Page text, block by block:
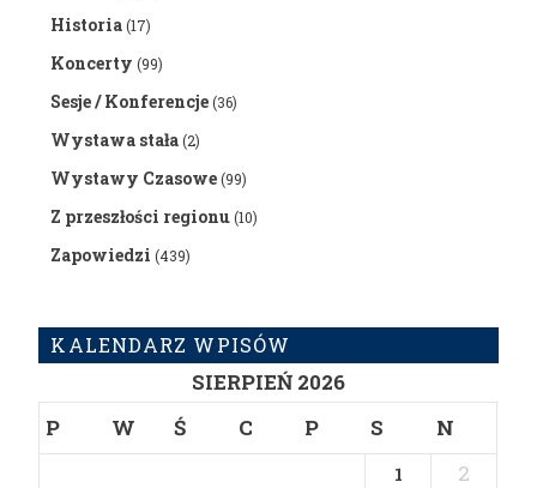
Historia(17)
Koncerty (99)
Sesje / Konferencje(36)
Wystawa stała(2)
Wystawy Czasowe(99)
Z przeszłości regionu(10)
Zapowiedzi (439)
KALENDARZ WPISÓW
SIERPIEŃ 2026
P
W Ś C P S N
1
2